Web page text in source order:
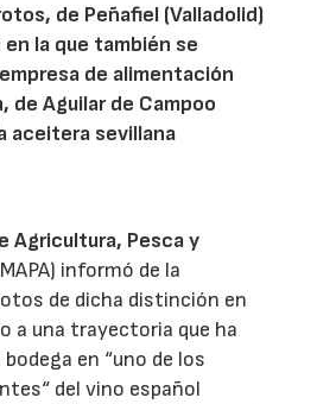
de Peñafiel (Valladolid)
la que también se
de alimentación
de Aguilar de Campoo
aceitera sevillana
Agricultura, Pesca y
informó de la
de dicha distinción en
a una trayectoria que ha
en “uno de los
del vino español